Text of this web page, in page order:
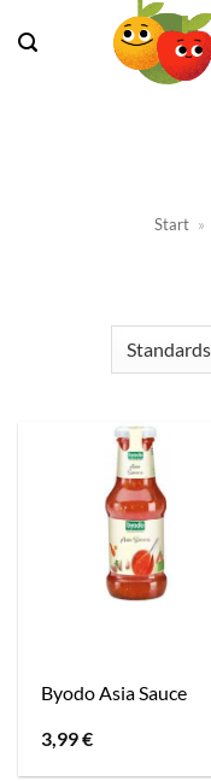
Inhalt
Start »
Byodo Asia Sauce
3,99€